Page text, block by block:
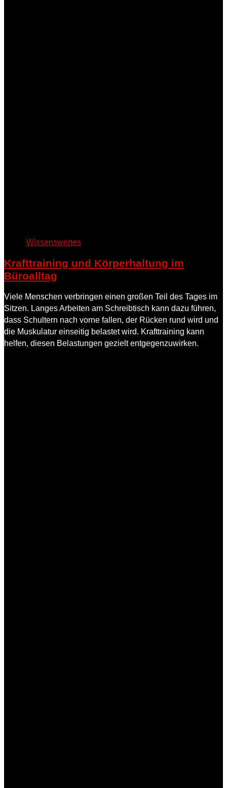
Wissenswertes
Krafttraining und Körperhaltung im
Büroalltag
Viele Menschen verbringen einen großen Teil des Tages im
Sitzen. Langes Arbeiten am Schreibtisch kann dazu führen,
dass Schultern nach vorne fallen, der Rücken rund wird und
die Muskulatur einseitig belastet wird. Krafttraining kann
helfen, diesen Belastungen gezielt entgegenzuwirken.